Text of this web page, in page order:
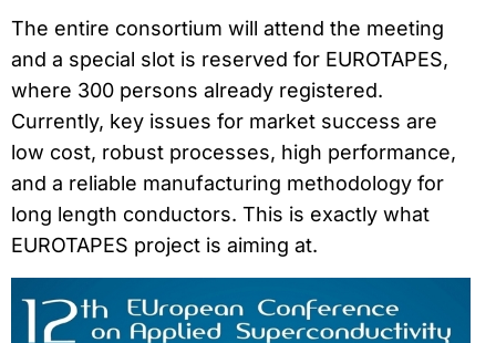
The entire consortium will attend the meeting
and a special slot is reserved for EUROTAPES,
where 300 persons already registered.
Currently, key issues for market success are
low cost, robust processes, high performance,
and a reliable manufacturing methodology for
long length conductors. This is exactly what
EUROTAPES project is aiming at.